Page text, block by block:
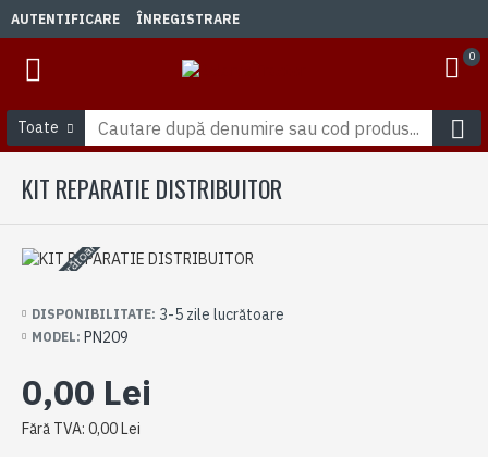
AUTENTIFICARE ÎNREGISTRARE
0
Toate
KIT REPARATIE DISTRIBUITOR
3-5 zile lucrătoare
DISPONIBILITATE: 3-5 zile lucrătoare
MODEL: PN209
0,00 Lei
Fără TVA: 0,00 Lei